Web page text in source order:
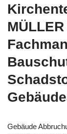
Gebäude